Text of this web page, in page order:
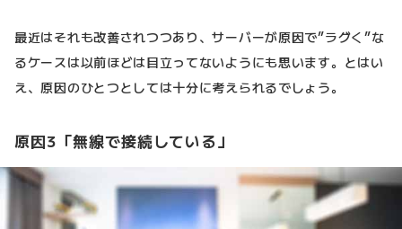
最近はそれも改善されつつあり、サーバーが原因で”ラグく”な
るケースは以前ほどは目立ってないようにも思います。とはい
え、原因のひとつとしては十分に考えられるでしょう。
原因3「無線で接続している」